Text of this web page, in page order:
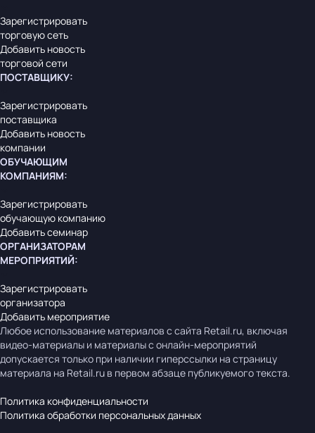
Зарегистрировать
торговую сеть
Добавить новость
торговой сети
ПОСТАВЩИКУ:
Зарегистрировать
поставщика
Добавить новость
компании
ОБУЧАЮЩИМ
КОМПАНИЯМ:
Зарегистрировать
обучающую компанию
Добавить семинар
ОРГАНИЗАТОРАМ
МЕРОПРИЯТИЙ:
Зарегистрировать
организатора
Добавить мероприятие
Любое использование материалов с сайта Retail.ru, включая
видео-материалы и материалы с онлайн-мероприятий
допускается только при наличии гиперссылки на страницу
материала на Retail.ru в первом абзаце публикуемого текста.
Политика конфиденциальности
Политика обработки персональных данных